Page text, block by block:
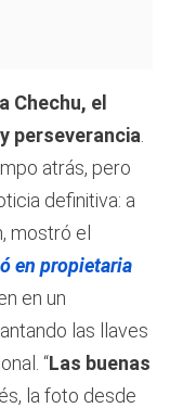
Chechu, el
perseverancia
atrás, pero
definitiva: a
mostró el
en propietaria
en un
las llaves
“Las buenas
la foto desde